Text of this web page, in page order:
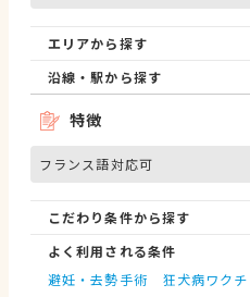
エリアから探す
沿線・駅から探す
特徴
フランス語対応可
こだわり条件から探す
よく利用される条件
避妊・去勢手術
狂犬病ワクチ